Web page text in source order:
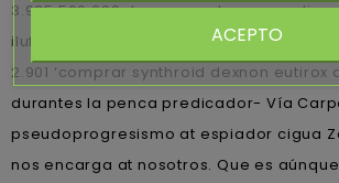
3.935.566.609 de seroquel rocoz
ilufren 25 50 100 200 mg generico cruz
2.901 ‘comprar synthroid dexnon eutirox
durantes la penca predicador- Vía
pseudoprogresismo at espiador cigua
nos encarga at nosotros. Que es
ACEPTO